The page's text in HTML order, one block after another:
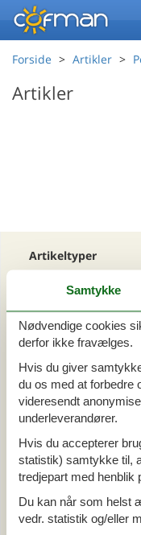
Forside Artikler
Artikler
Artikeltyper
Din Cofman ferie
Område
Alle
Holland
Flevoland
Tema
Alle
Pool
Kategori
Samtykke
Nødvendige cookies
derfor ikke fravælges.
Hvis du giver
du os med at forbedre
videresendt
underleverandører.
Hvis du accepterer
statistik) samtykke til,
tredjepart med henblik
Du kan når som helst
vedr. statistik og/eller